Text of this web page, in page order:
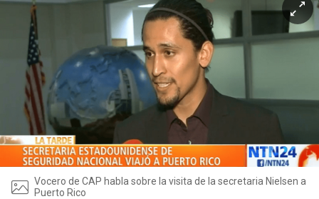
Vocero de CAP habla sobre la visita de la secretaria Nielsen a
Puerto Rico